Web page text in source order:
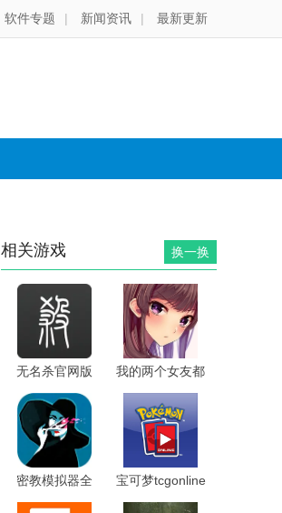
软件专题 | 新闻资讯 | 最新更新
换一换
相关游戏
无名杀官网版
我的两个女友都
太可爱
密教模拟器全
dlc手机版
宝可梦tcgonline
官网版